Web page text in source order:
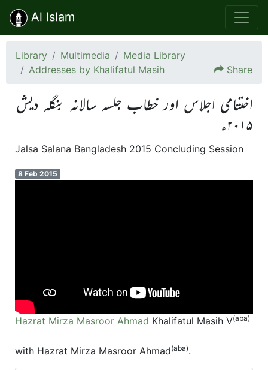
Al Islam
Library Multimedia
Media Library
Addresses by Khalifatul Masih
Share
اختتامی اجلاس اور خطاب جلسہ سالانہ بنگلہ دیش
۲۰۱۵ء
Jalsa Salana Bangladesh 2015 Concluding Session
8 Feb 2015
Hazrat Mirza Masroor Ahmad Khalifatul Masih V(aba)
with Hazrat Mirza Masroor Ahmad(aba).